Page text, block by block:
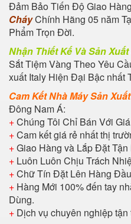
Đảm Bảo Tiến Độ Giao
CháyChính Hãng 05 năm
Phẩm Trọn Đời.
Nhận Thiết Kế Và Sản
Sắt Tiệm Vàng Theo Yêu
xuất Italy Hiện Đại Bậc nhất
Cam Kết Nhà Máy Sản
Đông Nam Á:
+Chúng Tôi Chỉ Bán Với
+Cam kết giá rẻ nhất thị
+Giao Hàng và Lắp Đặt
+ Luôn Luôn Chịu Trách
+Chữ Tín Đặt Lên Hàng Đầu
+ Hàng Mới 100% đến tay
Dùng.
+ Dịch vụ chuyên nghiệp